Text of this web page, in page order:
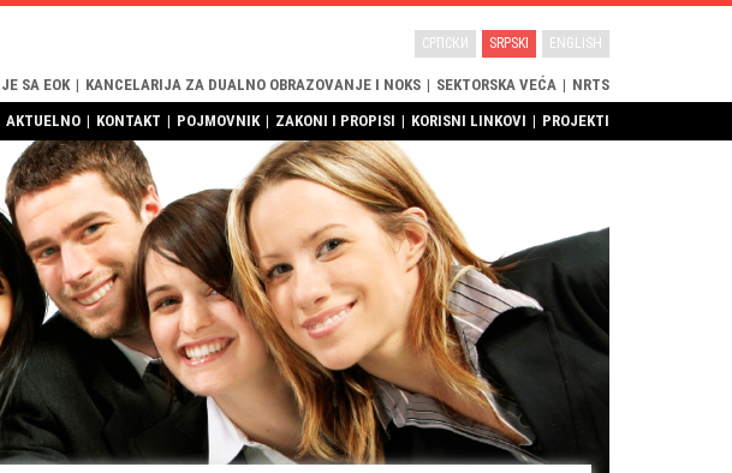
SA EOK | KANCELARIJA ZA DUALNO OBRAZOVANJE I NOKS | SEKTORSKA VEĆA | NRTS
СРПСКИ SRPSKI ENGLISH
AKTUELNO | KONTAKT | POJMOVNIK | ZAKONI I PROPISI | KORISNI LINKOVI | PROJEKTI